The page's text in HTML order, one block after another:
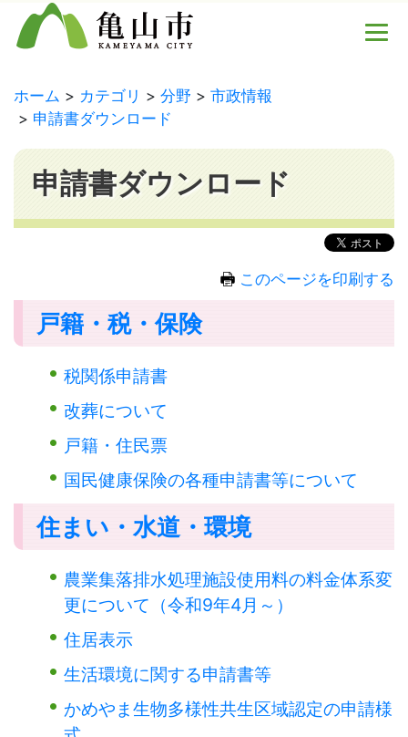
ホーム カテゴリ 分野
市政情報
申請書ダウンロード
申請書ダウンロード
このページを印刷する
戸籍・税・保険
税関係申請書
改葬について
戸籍・住民票
国民健康保険の各種申請書等について
住まい・水道・環境
農業集落排水処理施設使用料の料金体系変
更について（令和9年4月～）
住居表示
生活環境に関する申請書等
かめやま生物多様性共生区域認定の申請様